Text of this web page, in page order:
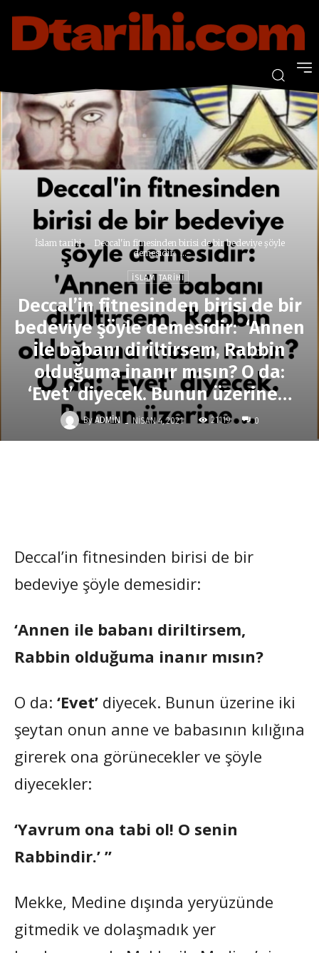
İslam tarihi
Deccal'in fitnesinden birisi de bir bedeviye şöyle
demesidir: ...
İSLAM TARIHI
Deccal’in fitnesinden birisi de bir
bedeviye şöyle demesidir: ‘Annen
ile babanı diriltirsem, Rabbin
olduğuma inanır mısın? O da:
‘Evet’ diyecek. Bunun üzerine…
By ADMIN - NISAN 4, 2021 21119 0
Deccal’in fitnesinden birisi de bir
bedeviye şöyle demesidir:
‘Annen ile babanı diriltirsem,
Rabbin olduğuma inanır mısın?
O da: ‘Evet’ diyecek. Bunun üzerine iki
şeytan onun anne ve babasının kılığına
girerek ona görünecekler ve şöyle
diyecekler:
‘Yavrum ona tabi ol! O senin
Rabbindir.’ ”
Mekke, Medine dışında yeryüzünde
gitmedik ve dolaşmadık yer